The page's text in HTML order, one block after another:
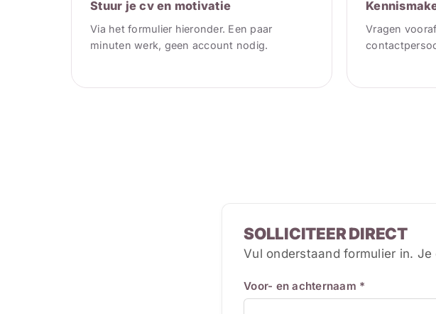
Stuur je cv en motivatie
Via het formulier hieronder. Een paar
minuten werk, geen account nodig.
Vragen
SOLLICITEER DIRECT
Vul onderstaand formulier in.
Voor- en achternaam *